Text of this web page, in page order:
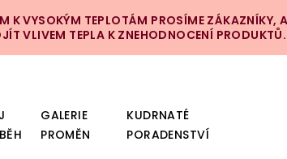
K VYSOKÝM TEPLOTÁM PROSÍME
VLIVEM TEPLA K ZNEHODNOCENÍ PRODUKTŮ.
GALERIE
PROMĚN
KUDRNATÉ
PORADENSTVÍ